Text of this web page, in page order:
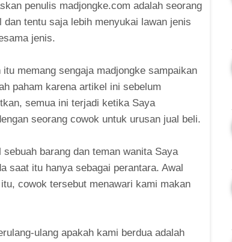
penulis madjongke.com adalah seorang
dan tentu saja lebih menyukai lawan jenis
jenis.
itu memang sengaja madjongke sampaikan
paham karena artikel ini sebelum
semua ini terjadi ketika Saya
seorang cowok untuk urusan jual beli.
barang dan teman wanita Saya
saat itu hanya sebagai perantara. Awal
cowok tersebut menawari kami makan
ulang apakah kami berdua adalah